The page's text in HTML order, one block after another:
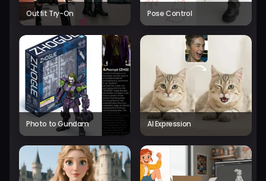
Outfit Try-On Pose Control
Photo to Gundam AI Expression